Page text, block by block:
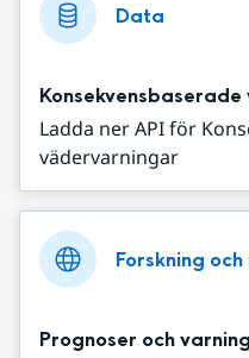
Data
Ladda ner API för
vädervarningar
Forskning
Prognoser och